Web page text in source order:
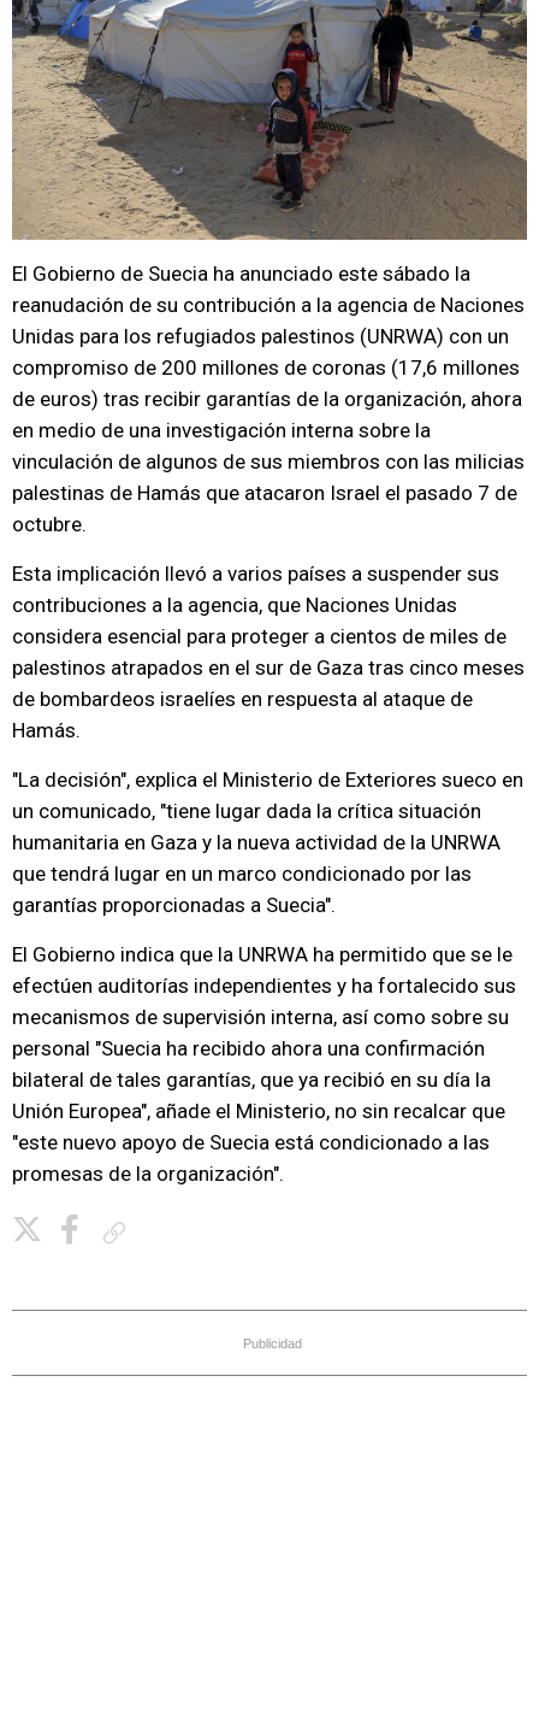
El Gobierno de Suecia ha anunciado este sábado la
reanudación de su contribución a la agencia de Naciones
Unidas para los refugiados palestinos (UNRWA) con un
compromiso de 200 millones de coronas (17,6 millones
de euros) tras recibir garantías de la organización, ahora
en medio de una investigación interna sobre la
vinculación de algunos de sus miembros con las milicias
palestinas de Hamás que atacaron Israel el pasado 7 de
octubre.
Esta implicación llevó a varios países a suspender sus
contribuciones a la agencia, que Naciones Unidas
considera esencial para proteger a cientos de miles de
palestinos atrapados en el sur de Gaza tras cinco meses
de bombardeos israelíes en respuesta al ataque de
Hamás.
"La decisión", explica el Ministerio de Exteriores sueco en
un comunicado, "tiene lugar dada la crítica situación
humanitaria en Gaza y la nueva actividad de la UNRWA
que tendrá lugar en un marco condicionado por las
garantías proporcionadas a Suecia".
El Gobierno indica que la UNRWA ha permitido que se le
efectúen auditorías independientes y ha fortalecido sus
mecanismos de supervisión interna, así como sobre su
personal "Suecia ha recibido ahora una confirmación
bilateral de tales garantías, que ya recibió en su día la
Unión Europea", añade el Ministerio, no sin recalcar que
"este nuevo apoyo de Suecia está condicionado a las
promesas de la organización".
Publicidad